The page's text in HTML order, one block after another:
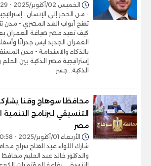
الخميس 02/أكتوبر/2025 - 02:29 م
- من الحجر إلى الإنسان..
تفتح أبواب الغد المصري - مدن
كيف تعيد مصر صياغة العمران
العمران الجديد ليس جدرانًا
بالذكاء والاستدامة - مدن
إستراتيجية مصر الذكية بين
الذكية.. جسر
محافظا سوهاج وقنا
التنسيقي لبرنامج
مصر
الأربعاء 01/أكتوبر/2025 - 10:58 ص
شارك اللواء عبد الفتاح سراج
والدكتور خالد عبد الحليم محافظ